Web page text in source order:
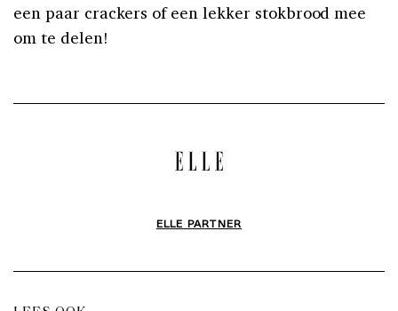
een paar crackers of een lekker stokbrood mee
om te delen!
ELLE PARTNER